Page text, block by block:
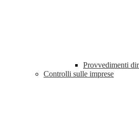
Provvedimenti
Controlli sulle imprese